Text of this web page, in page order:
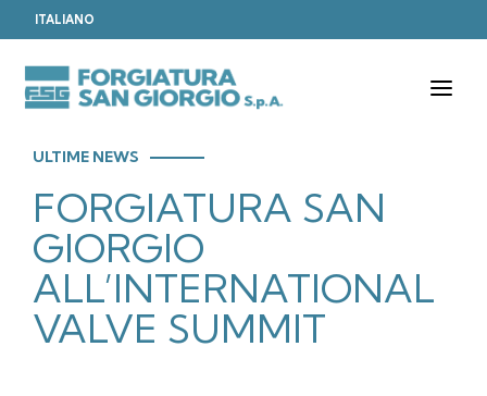
ITALIANO
T
a
ULTIME NEWS
FORGIATURA SAN
GIORGIO
ALL’INTERNATIONAL
VALVE SUMMIT